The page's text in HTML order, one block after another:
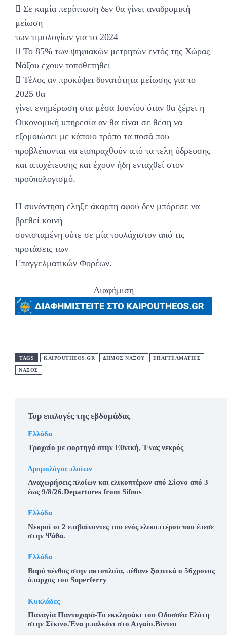
 Σε καμία περίπτωση δεν θα γίνει αναδρομική
μείωση
των τιμολογίων για το 2024
 Το 85% των ψηφιακών μετρητών εντός της Χώρας
Νάξου έχουν τοποθετηθεί
 Τέλος αν προκύψει δυνατότητα μείωσης για το
2025 θα
γίνει ενημέρωση στα μέσα Ιουνίου όταν θα ξέρει η
Οικονομική υπηρεσία αν θα είναι σε θέση να
εξομοιώσει με κάποιο τρόπο τα ποσά που
προβλέπονται να εισπραχθούν από τα τέλη ύδρευσης
και αποχέτευσης και έχουν ήδη ενταχθεί στον
προϋπολογισμό.
Η συνάντηση έληξε άκαρπη αφού δεν μπόρεσε να
βρεθεί κοινή
συνισταμένη ούτε σε μία τουλάχιστον από τις
προτάσεις των
Επαγγελματικών Φορέων.
Διαφήμιση
TAGS KAIPOUTHEOS.GR ΔΗΜΟΣ ΝΑΞΟΥ ΕΠΑΓΓΕΛΜΑΤΙΕΣ
ΝΑΞΟΣ
Top επιλογές της εβδομάδας
Ελλάδα
Τροχαίο με φορτηγά στην Εθνική, Ένας νεκρός
Δρομολόγια πλοίων
Αναχωρήσεις πλοίων και ελικοπτέρων από Σίφνο από 3
έως 9/8/26.Departures from Sifnos
Ελλάδα
Νεκροί οι 2 επιβαίνοντες του ενός ελικοπτέρου που έπεσε
στην Ψάθα.
Ελλάδα
Βαρύ πένθος στην ακτοπλοϊα, πέθανε ξαφνικά ο 56χρονος
ύπαρχος του Superferry
Κυκλάδες
Παναγία Παντοχαρά-Το εκκλησάκι του Οδυσσέα Ελύτη
στην Σίκινο.Ένα μπαλκόνι στο Αιγαίο.Βίντεο